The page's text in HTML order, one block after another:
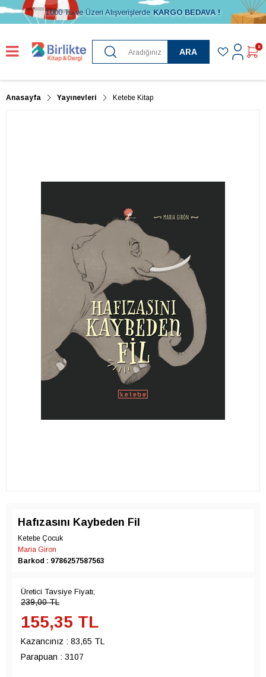
1000 TL ve Üzeri Alışverişlerde KARGO BEDAVA !
ARA
0
Anasayfa Yayınevleri Ketebe Kitap
Hafızasını Kaybeden Fil
Ketebe Çocuk
Maria Giron
Barkod : 9786257587563
Üretici Tavsiye Fiyatı;
239,00TL
155,35 TL
Kazancınız : 83,65 TL
Parapuan : 3107